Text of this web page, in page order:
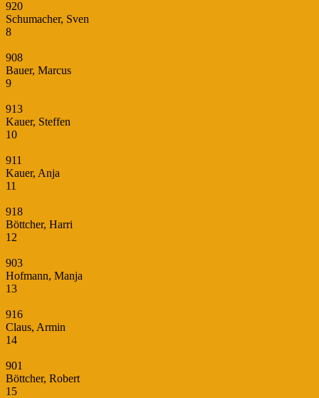
920
Schumacher, Sven
8
908
Bauer, Marcus
9
913
Kauer, Steffen
10
911
Kauer, Anja
11
918
Böttcher, Harri
12
903
Hofmann, Manja
13
916
Claus, Armin
14
901
Böttcher, Robert
15